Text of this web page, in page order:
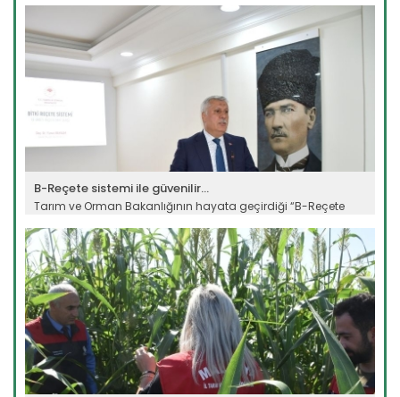
B-Reçete sistemi ile güvenilir...
Tarım ve Orman Bakanlığının hayata geçirdiği “B-Reçete
Devamını Oku ->